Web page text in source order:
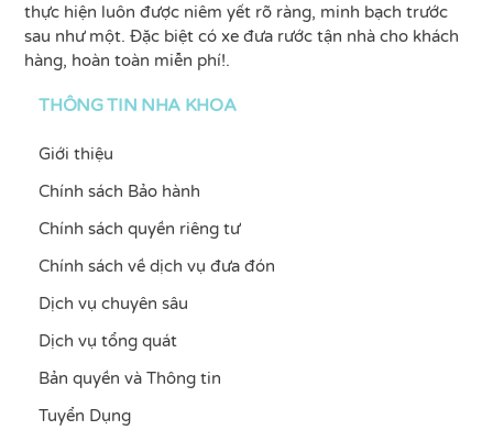
thực hiện luôn được niêm yết rõ ràng, minh bạch trước
sau như một. Đặc biệt có xe đưa rước tận nhà cho khách
hàng, hoàn toàn miễn phí!.
THÔNG TIN NHA KHOA
Giới thiệu
Chính sách Bảo hành
Chính sách quyền riêng tư
Chính sách về dịch vụ đưa đón
Dịch vụ chuyên sâu
Dịch vụ tổng quát
Bản quyền và Thông tin
Tuyển Dụng